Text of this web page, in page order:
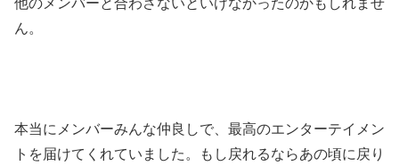
ん。
本当にメンバーみんな仲良しで、最高のエンターテイメン
トを届けてくれていました。もし戻れるならあの頃に戻り